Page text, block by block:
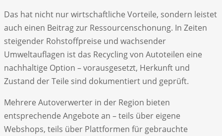
Das hat nicht nur wirtschaftliche Vorteile, sondern leistet
auch einen Beitrag zur Ressourcenschonung. In Zeiten
steigender Rohstoffpreise und wachsender
Umweltauflagen ist das Recycling von Autoteilen eine
nachhaltige Option – vorausgesetzt, Herkunft und
Zustand der Teile sind dokumentiert und geprüft.
Mehrere Autoverwerter in der Region bieten
entsprechende Angebote an – teils über eigene
Webshops, teils über Plattformen für gebrauchte